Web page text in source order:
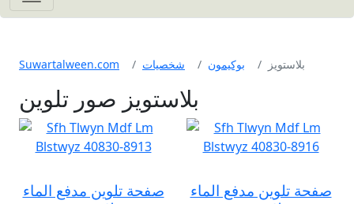
Suwartalween.com شخصيات بوكيمون بلاستويز
بلاستويز صور تلوين
صفحة تلوين مدفع الماء
صفحة تلوين مدفع الماء